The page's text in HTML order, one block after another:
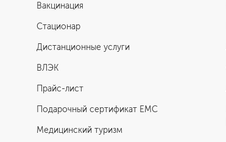
Вакцинация
Стационар
Дистанционные услуги
ВЛЭК
Прайс-лист
Подарочный сертификат EMC
Медицинский туризм